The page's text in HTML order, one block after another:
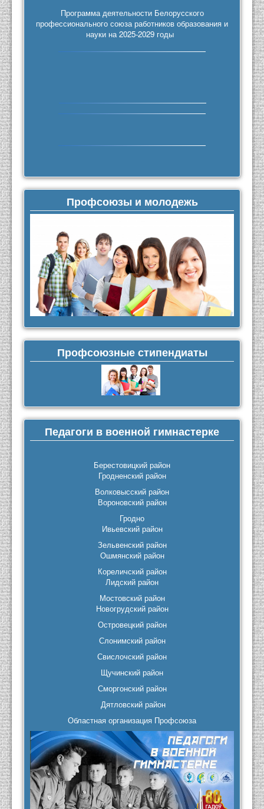
Программа деятельности Белорусского
профессионального союза работников образования и
науки на 2025-2029 годы
Профсоюзы и молодежь
Профсоюзные стипендиаты
Педагоги в военной гимнастерке
Берестовицкий район
Гродненский район
Волковысский район
Вороновский район
Гродно
Ивьевский район
Зельвенский район
Ошмянский район
Кореличский район
Лидский район
Мостовский район
Новогрудский район
Островецкий район
Слонимский район
Свислочский район
Щучинский район
Сморгонский район
Дятловский район
Областная организация Профсоюза